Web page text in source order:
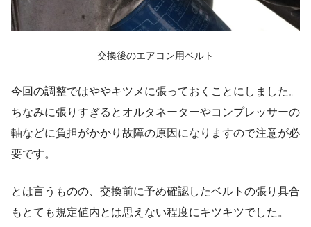
交換後のエアコン用ベルト
今回の調整ではややキツメに張っておくことにしました。
ちなみに張りすぎるとオルタネーターやコンプレッサーの
軸などに負担がかかり故障の原因になりますので注意が必
要です。
とは言うものの、交換前に予め確認したベルトの張り具合
もとても規定値内とは思えない程度にキツキツでした。